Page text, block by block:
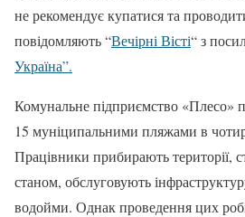
не рекомендує купатися та
повідомляють “Вечірні Вісті“ з
Україна”.
Комунальне підприємство «Плесо»
15 муніципальними пляжами в
Працівники прибирають території,
станом, обслуговують
водойми. Однак проведення цих